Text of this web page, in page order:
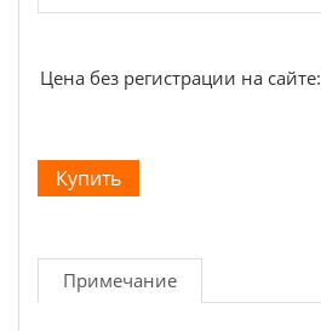
Цена без регистрации на сайте:
Примечание